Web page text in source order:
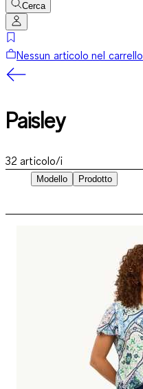
Cerca
Nessun articolo nel carrello
Paisley
32 articolo/i
Modello
Prodotto